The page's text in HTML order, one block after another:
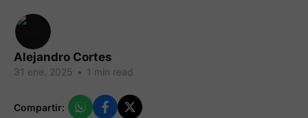
Alejandro Cortes
31 ene. 2025 • 1 min read
Compartir: